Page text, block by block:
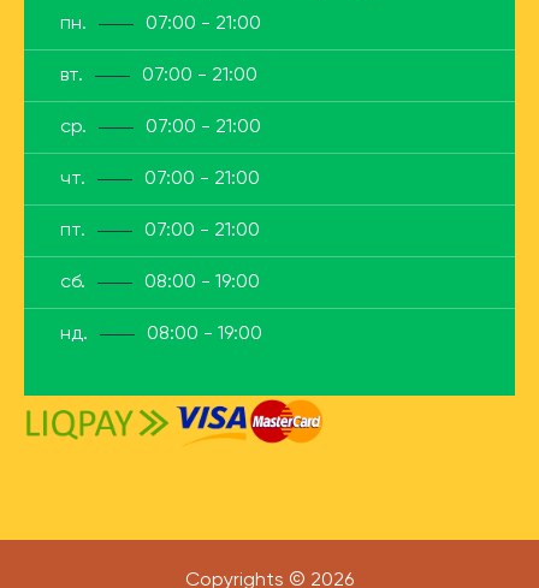
пн.
07:00 - 21:00
вт. 07:00 - 21:00
ср. 07:00 - 21:00
чт. 07:00 - 21:00
пт. 07:00 - 21:00
сб. 08:00 - 19:00
нд. 08:00 - 19:00
Copyrights © 2026